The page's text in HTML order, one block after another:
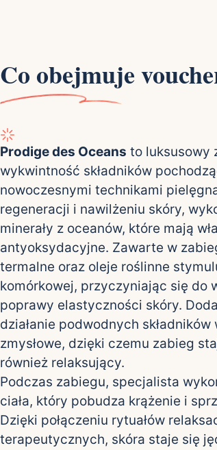
Co obejmuje
Prodige des Oceans to luksusowy
wykwintność składników
nowoczesnymi technikami
regeneracji i nawilżeniu skóry,
minerały z oceanów, które mają
antyoksydacyjne. Zawarte w
termalne oraz oleje roślinne
komórkowej, przyczyniając się do
poprawy elastyczności skóry.
działanie podwodnych
zmysłowe, dzięki czemu zabieg
również relaksujący.
Podczas zabiegu, specjalista
ciała, który pobudza krążenie i
Dzięki połączeniu rytuałów
terapeutycznych, skóra staje się